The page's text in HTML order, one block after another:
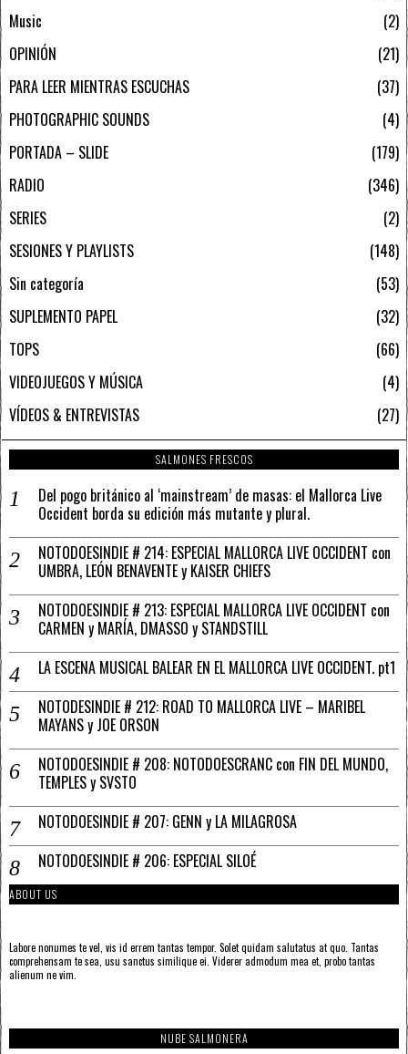
Music
2
OPINIÓN
21
PARA LEER MIENTRAS ESCUCHAS
37
PHOTOGRAPHIC SOUNDS
4
PORTADA – SLIDE
179
RADIO
346
SERIES
2
SESIONES Y PLAYLISTS
148
Sin categoría
53
SUPLEMENTO PAPEL
32
TOPS
66
VIDEOJUEGOS Y MÚSICA
4
VÍDEOS & ENTREVISTAS
27
SALMONES FRESCOS
Del pogo británico al ‘mainstream’ de masas: el Mallorca Live
Occident borda su edición más mutante y plural.
NOTODOESINDIE # 214: ESPECIAL MALLORCA LIVE OCCIDENT con
UMBRA, LEÓN BENAVENTE y KAISER CHIEFS
NOTODOESINDIE # 213: ESPECIAL MALLORCA LIVE OCCIDENT con
CARMEN y MARÍA, DMASSO y STANDSTILL
LA ESCENA MUSICAL BALEAR EN EL MALLORCA LIVE OCCIDENT. pt1
NOTODESINDIE # 212: ROAD TO MALLORCA LIVE – MARIBEL
MAYANS y JOE ORSON
NOTODOESINDIE # 208: NOTODOESCRANC con FIN DEL MUNDO,
TEMPLES y SVSTO
NOTODOESINDIE # 207: GENN y LA MILAGROSA
NOTODOESINDIE # 206: ESPECIAL SILOÉ
ABOUT US
Labore nonumes te vel, vis id errem tantas tempor. Solet quidam salutatus at quo. Tantas
comprehensam te sea, usu sanctus similique ei. Viderer admodum mea et, probo tantas
alienum ne vim.
NUBE SALMONERA